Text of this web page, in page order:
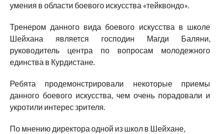
умения в области боевого искусства «тейквондо».
Тренером данного вида боевого искусства в школе
Шейхана является господин Магди Баляни,
руководитель центра по вопросам молодежного
единства в Курдистане.
Ребята продемонстрировали некоторые приемы
данного боевого искусства, чем очень порадовали и
укротили интерес зрителя.
По мнению директора одной из школ в Шейхане,